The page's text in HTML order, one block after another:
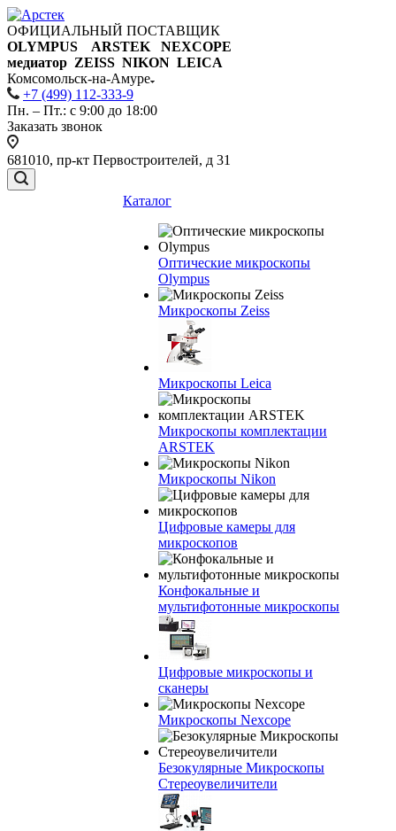
ОФИЦИАЛЬНЫЙ ПОСТАВЩИК
OLYMPUS ARSTEK NEXCOPE
медиатор ZEISS NIKON LEICA
Комсомольск-на-Амуре
+7 (499) 112-333-9
Пн. – Пт.: с 9:00 до 18:00
Заказать звонок
681010, пр-кт Первостроителей, д 31
Каталог
Оптические микроскопы
Olympus
Микроскопы Zeiss
Микроскопы Leica
Микроскопы комплектации
ARSTEK
Микроскопы Nikon
Цифровые камеры для
микроскопов
Конфокальные и
мультифотонные микроскопы
Цифровые микроскопы и
сканеры
Микроскопы Nexcope
Безокулярные Микроскопы
Стереоувеличители